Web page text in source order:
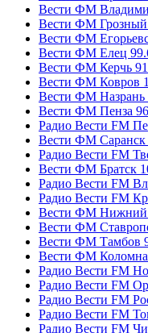
Вести ФМ
Вести ФМ Грозный
Вести ФМ
Вести ФМ Елец
Вести ФМ Керчь
Вести ФМ Ковров
Вести ФМ Назрань
Вести ФМ Пенза
Радио Вести FM
Вести ФМ Саранск
Радио Вести FM
Вести ФМ Братск
Радио Вести FM
Радио Вести FM
Вести ФМ Нижний
Вести ФМ
Вести ФМ Тамбов
Вести ФМ
Радио Вести FM
Радио Вести FM
Радио Вести FM
Радио Вести FM
Радио Вести FM